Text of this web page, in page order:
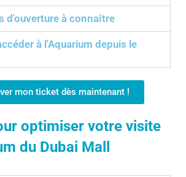
d'ouverture à connaître
à l'Aquarium depuis le
mon ticket dès maintenant !
optimiser votre visite
du Dubai Mall